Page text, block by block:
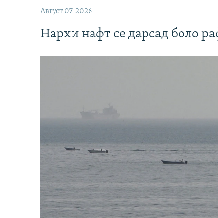
Август 07, 2026
Нархи нафт се дарсад боло